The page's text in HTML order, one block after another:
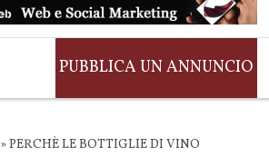
PUBBLICA UN ANNUNCIO
»PERCHÈ LE BOTTIGLIE DI VINO